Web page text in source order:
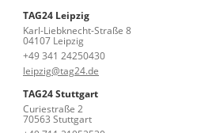
TAG24 Leipzig
Karl-Liebknecht-Straße 8
04107 Leipzig
+49 341 24250430
leipzig@tag24.de
TAG24 Stuttgart
Curiestraße 2
70563 Stuttgart